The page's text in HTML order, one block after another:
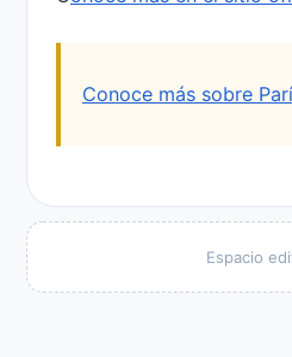
Conoce más sobre
Espacio